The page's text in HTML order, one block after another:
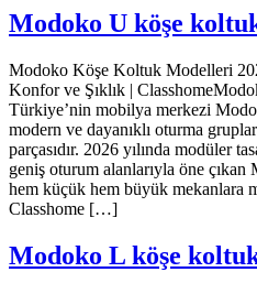
Modoko U köşe
Modoko Köşe Koltuk Modelleri
Konfor ve Şıklık |
Türkiye’nin mobilya merkezi
modern ve dayanıklı oturma
parçasıdır. 2026 yılında modüler
geniş oturum alanlarıyla öne
hem küçük hem büyük mekanlara
Classhome […]
Modoko L köşe